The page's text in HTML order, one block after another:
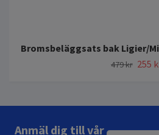
Bromsbeläggsats bak Ligier/
479 kr 255
Anmäl dig till vår